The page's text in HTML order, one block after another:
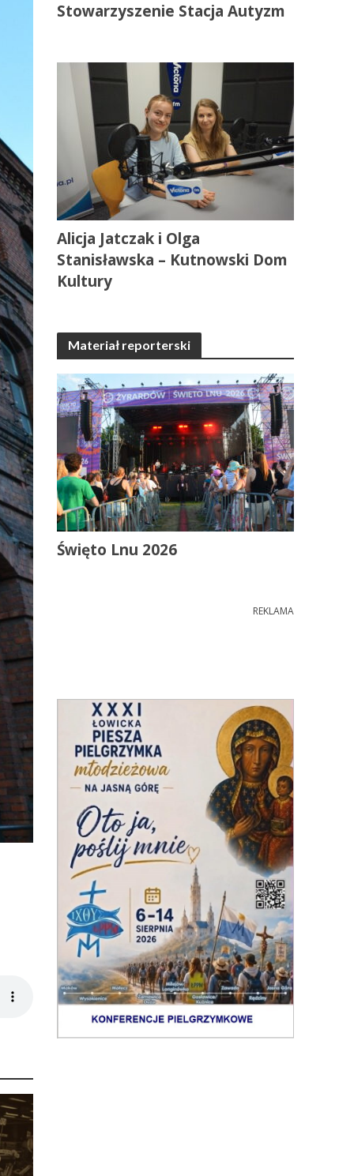
Stowarzyszenie Stacja Autyzm
Alicja Jatczak i Olga
Stanisławska – Kutnowski Dom
Kultury
Materiał reporterski
Święto Lnu 2026
REKLAMA